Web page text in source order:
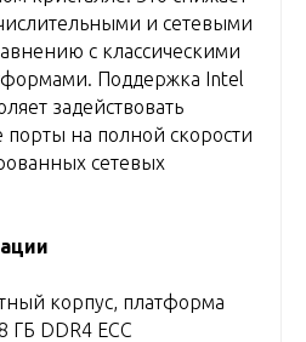
и сетевыми
с классическими
Поддержка Intel
задействовать
на полной скорости
сетевых
корпус, платформа
ГБ DDR4 ECC